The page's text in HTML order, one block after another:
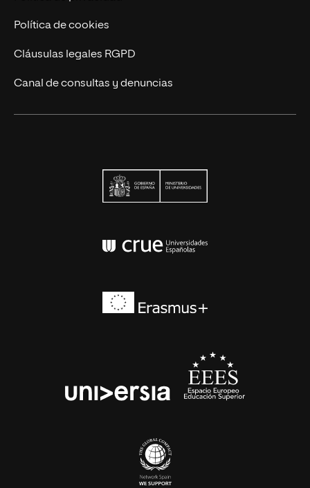
Política de cookies
Cláusulas legales RGPD
Canal de consultas y denuncias